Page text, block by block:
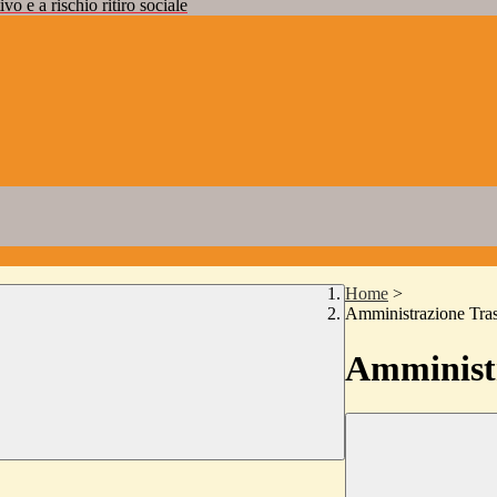
e a rischio ritiro sociale
Home >
Amministrazione